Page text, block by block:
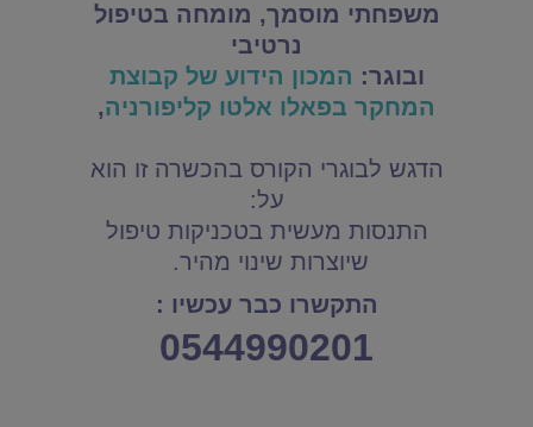
משפחתי מוסמך, מומחה בטיפול
נרטיבי
ובוגר: המכון הידוע של קבוצת
המחקר בפאלו אלטו קליפורניה,
הדגש לבוגרי הקורס בהכשרה זו הוא
על:
התנסות מעשית בטכניקות טיפול
שיוצרות שינוי מהיר.
התקשרו כבר עכשיו :
0544990201